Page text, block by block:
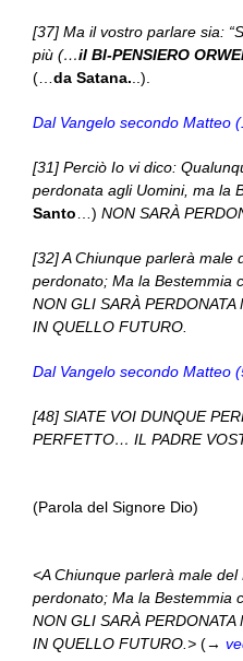
[37] Ma il vostro parlare sia:
più (…il BI-PENSIERO
(… da Satana. ..).
Dal Vangelo secondo Matteo
[31] Perciò Io vi dico:
perdonata agli Uomini, ma la
Santo …) NON SARÀ
[32] A Chiunque parlerà male
perdonato; Ma la Bestemmia
NON GLI SARÀ
IN QUELLO FUTURO.
Dal Vangelo secondo Matteo
[48] SIATE VOI DUNQUE
PERFETTO… IL PADRE
(Parola del Signore Dio)
<A Chiunque parlerà male del
perdonato; Ma la Bestemmia
NON GLI SARÀ
IN QUELLO FUTURO.> (→